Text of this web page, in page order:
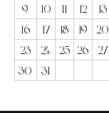
9
10 11 12 13
16
17 18 19 20
23
24 25 26 27
30
31